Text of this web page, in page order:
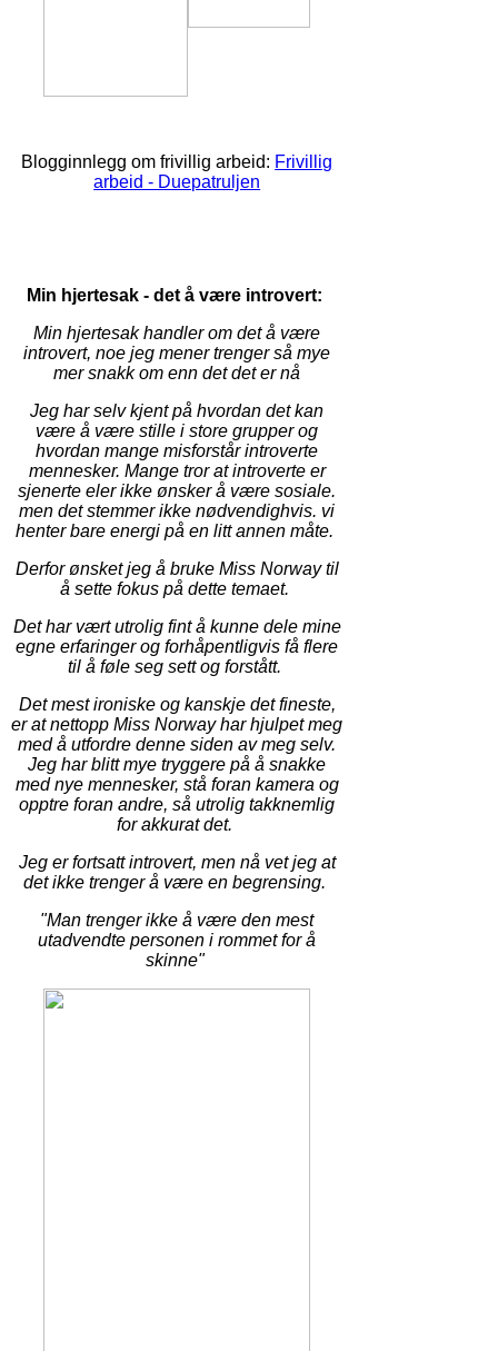
Blogginnlegg om frivillig arbeid: Frivillig
arbeid - Duepatruljen
Min hjertesak - det å være introvert:
Min hjertesak handler om det å være
introvert, noe jeg mener trenger så mye
mer snakk om enn det det er nå
Jeg har selv kjent på hvordan det kan
være å være stille i store grupper og
hvordan mange misforstår introverte
mennesker. Mange tror at introverte er
sjenerte eler ikke ønsker å være sosiale.
men det stemmer ikke nødvendighvis. vi
henter bare energi på en litt annen måte.
Derfor ønsket jeg å bruke Miss Norway til
å sette fokus på dette temaet.
Det har vært utrolig fint å kunne dele mine
egne erfaringer ogforhåpentligvis få flere
til å føle seg sett og forstått.
Det mest ironiske og kanskje det fineste,
er at nettopp Miss Norway har hjulpet meg
med å utfordre denne siden av meg selv.
Jeg har blitt mye tryggere på å snakke
med nye mennesker, stå foran kamera og
opptre foran andre, så utrolig takknemlig
for akkurat det.
Jeg er fortsatt introvert, men nå vet jeg at
det ikke trenger å være en begrensing.
"Man trenger ikke å være den mest
utadvendte personen i rommet for å
skinne"